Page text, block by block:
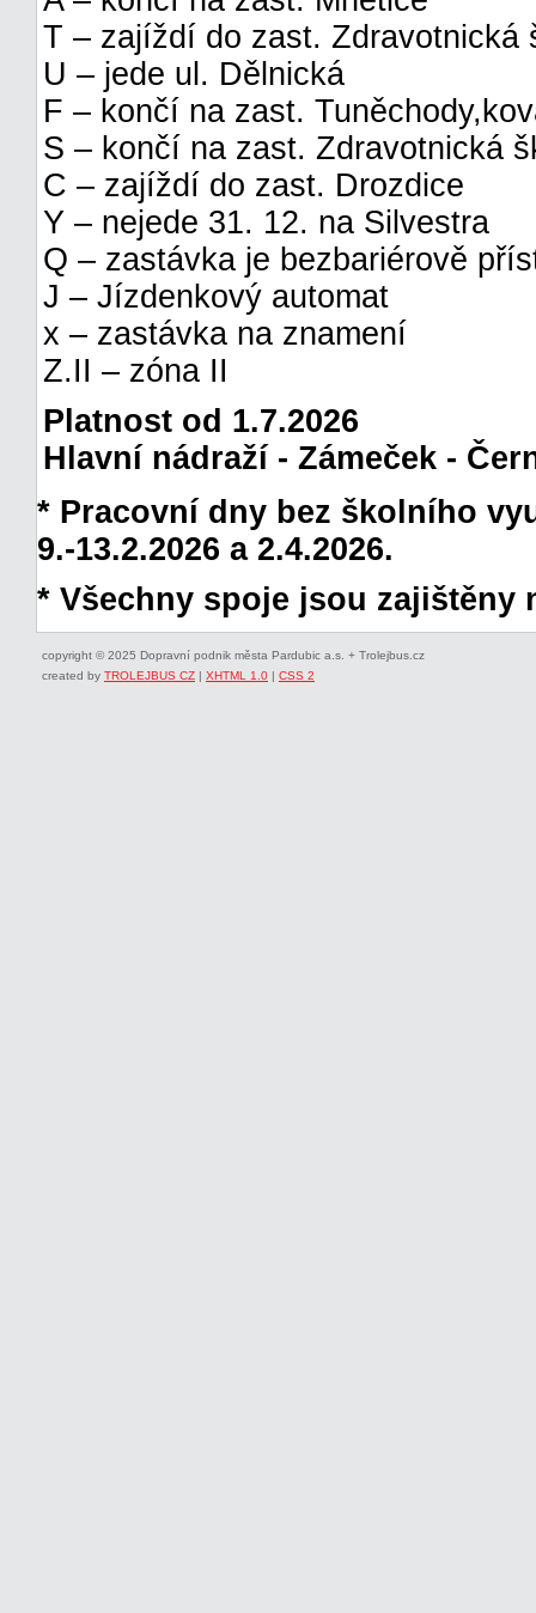
T – zajíždí do zast. Zdravotnická
U – jede ul. Dělnická
F – končí na zast.
S – končí na zast. Zdravotnická
C – zajíždí do zast. Drozdice
Y – nejede 31. 12. na Silvestra
Q – zastávka je bezbariérově
J – Jízdenkový automat
x – zastávka na znamení
Z.II – zóna II
Platnost od 1.7.2026
Hlavní nádraží - Zámeček -
* Pracovní dny bez školního
9.-13.2.2026 a 2.4.2026.
* Všechny spoje jsou zajištěny
copyright © 2025 Dopravní podnik města Pardubic a.s. + Trolejbus.cz
created by TROLEJBUS CZ | XHTML 1.0 | CSS 2